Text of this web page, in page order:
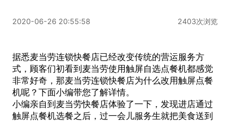
2020-06-26 20:55:58 2403次浏览
据悉麦当劳连锁快餐店已经改变传统的营运服务方
式，顾客们初看到麦当劳使用触屏自选点餐机都感觉
非常好奇，那麦当劳连锁快餐店为什么改用触屏点餐
机呢？下面小编带您了解详情。
小编亲自到麦当劳快餐店体验了一下，发现进店通过
触屏点餐机选餐之后，过一会儿服务生就把美食送到